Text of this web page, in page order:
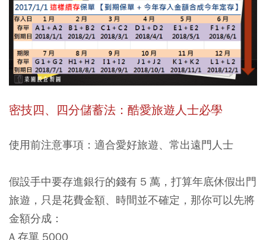
密技四、四分儲蓄法：酷愛旅遊人士必學
使用前注意事項：適合愛好旅遊、常出遠門人士
假設手中要存進銀行的錢有 5 萬，打算年底休假出門
旅遊，只是花費金額、時間並不確定，那你可以先將
金額分成：
A 存單 5000